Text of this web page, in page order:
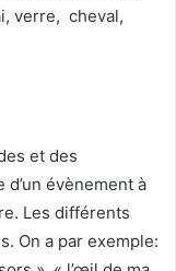
verre, cheval,
et des
évènement à
Les différents
On a par exemple: